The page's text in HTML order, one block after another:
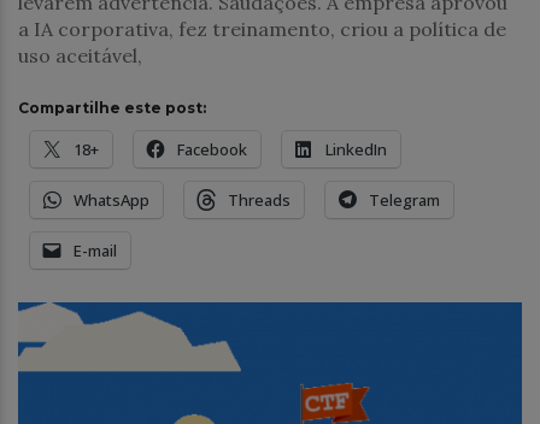
a IA corporativa, fez treinamento, criou a política de
uso aceitável,
Compartilhe este post:
18+ Facebook LinkedIn
WhatsApp Threads Telegram
E-mail